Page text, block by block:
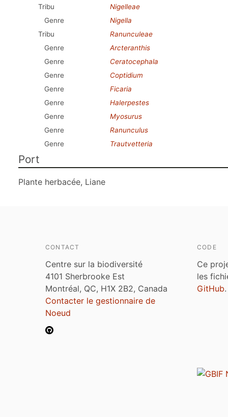
Tribu
Nigelleae
Genre
Nigella
Tribu
Ranunculeae
Genre
Arcteranthis
Genre
Ceratocephala
Genre
Coptidium
Genre
Ficaria
Genre
Halerpestes
Genre
Myosurus
Genre
Ranunculus
Genre
Trautvetteria
Port
Plante herbacée, Liane
CONTACT
Centre sur la biodiversité
4101 Sherbrooke Est
Montréal, QC, H1X 2B2, Canada
Contacter le gestionnaire de
Noeud
CODE
Ce
les
GitHub.